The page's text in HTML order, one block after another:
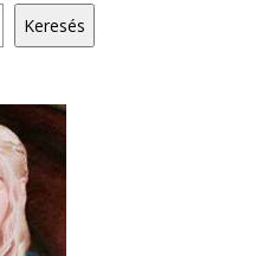
Keresés